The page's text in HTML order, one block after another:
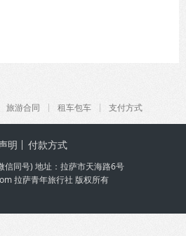
旅游合同 租车包车 支付方式
明 付款方式
信同号) 地址：拉萨市天海路6号
拉萨青年旅行社 版权所有